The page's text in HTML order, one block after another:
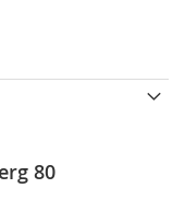
80